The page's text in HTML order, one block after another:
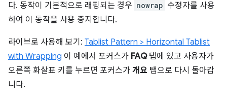
다. 동작이 기본적으로 래핑되는 경우 nowrap 수정자를 사용
하여 이 동작을 사용 중지합니다.
라이브로 사용해 보기: Tablist Pattern > Horizontal Tablist
with Wrapping 이 예에서 포커스가 FAQ탭에 있고 사용자가
오른쪽 화살표 키를 누르면 포커스가 개요 탭으로 다시 돌아갑
니다.